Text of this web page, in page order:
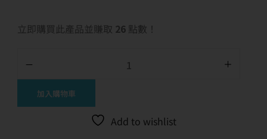
立即購買此產品並賺取 26 點數！
加入購物車
Add to wishlist